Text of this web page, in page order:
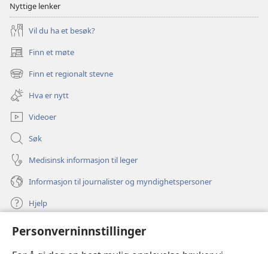
Personverninnstillinger
Nyttige lenker
Vil du ha et besøk?
Finn et møte
(åpner
nytt
vindu)
Finn et regionalt stevne
(åpner
nytt
vindu)
Hva er nytt
Videoer
Søk
Medisinsk informasjon til leger
Informasjon til journalister og myndighetspersoner
Hjelp
Bidrag
(åpner
nytt